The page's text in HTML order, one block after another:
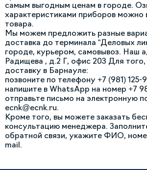
самым выгодным ценам в городе.
характеристиками приборов можно
товара.
Мы можем предложить разные
доставка до терминала “Деловых
городе, курьером, самовывоз. Наш
Радищева , д.2 Г, офис 203 Для
доставку в Барнауле:
позвоните по телефону +7 (981) 125-
напишите в WhatsApp на номер +7
отправьте письмо на электронную
ecnk@ecnk.ru.
Кроме того, вы можете заказать
консультацию менеджера.
обратной связи, укажите ФИО,
mail.